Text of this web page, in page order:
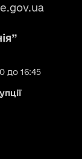
до 16:45